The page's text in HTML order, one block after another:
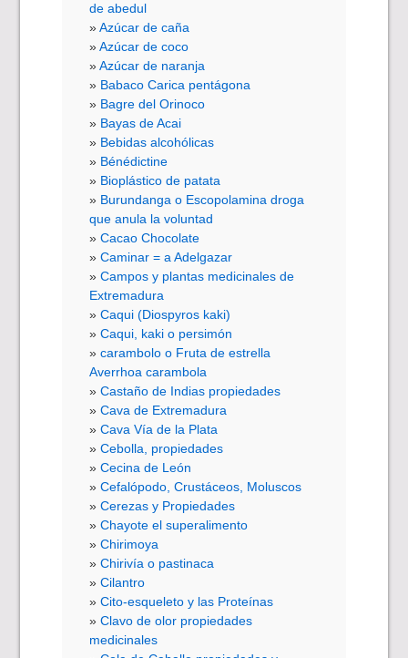
de abedul
Azúcar de caña
Azúcar de coco
Azúcar de naranja
Babaco Carica pentágona
Bagre del Orinoco
Bayas de Acai
Bebidas alcohólicas
Bénédictine
Bioplástico de patata
Burundanga o Escopolamina droga
que anula la voluntad
Cacao Chocolate
Caminar = a Adelgazar
Campos y plantas medicinales de
Extremadura
Caqui (Diospyros kaki)
Caqui, kaki o persimón
carambolo o Fruta de estrella
Averrhoa carambola
Castaño de Indias propiedades
Cava de Extremadura
Cava Vía de la Plata
Cebolla, propiedades
Cecina de León
Cefalópodo, Crustáceos, Moluscos
Cerezas y Propiedades
Chayote el superalimento
Chirimoya
Chirivía o pastinaca
Cilantro
Cito-esqueleto y las Proteínas
Clavo de olor propiedades
medicinales